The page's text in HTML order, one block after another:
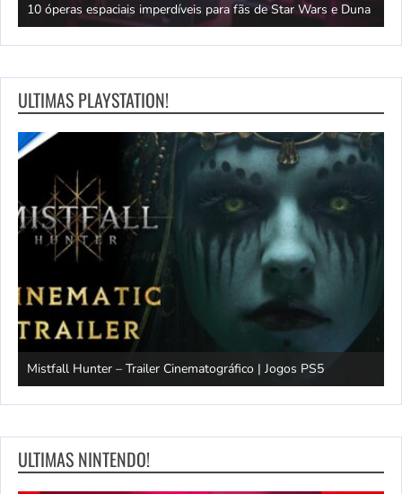
10 óperas espaciais imperdíveis para fãs de Star Wars e Duna
ULTIMAS PLAYSTATION!
Mistfall Hunter – Trailer Cinematográfico | Jogos PS5
ULTIMAS NINTENDO!